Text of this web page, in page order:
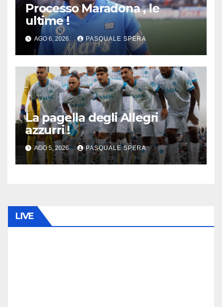
Processo Maradona , le
ultime !
AGO 6, 2026 PASQUALE SPERA
La pagella degli Allegri
azzurri !
AGO 5, 2026 PASQUALE SPERA
LIVE